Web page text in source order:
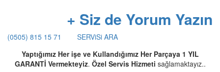
+ Siz de Yorum Yazın
(0505) 815 15 71
SERViSi ARA
Yaptığımız Her işe ve Kullandığımız Her Parçaya 1 YIL
GARANTİ Vermekteyiz. Özel Servis Hizmeti sağlamaktayız..